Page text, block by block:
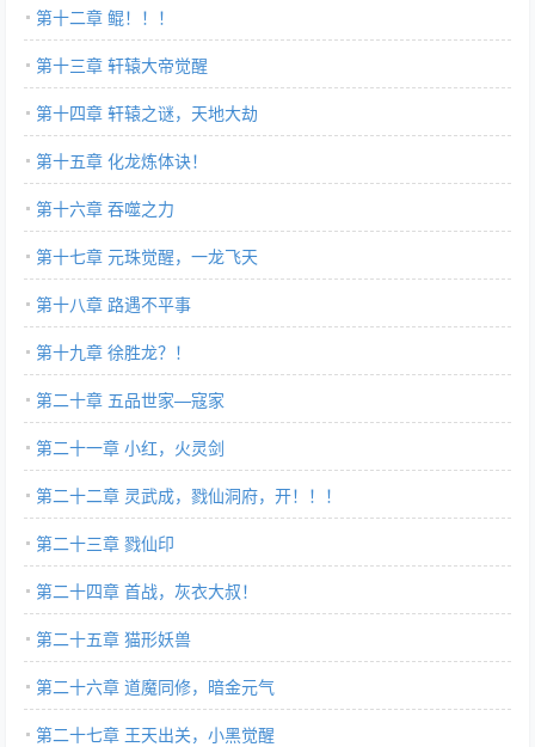
第十二章 鲲！！！
第十三章 轩辕大帝觉醒
第十四章 轩辕之谜，天地大劫
第十五章 化龙炼体诀！
第十六章 吞噬之力
第十七章 元珠觉醒，一龙飞天
第十八章 路遇不平事
第十九章 徐胜龙？！
第二十章 五品世家—寇家
第二十一章 小红，火灵剑
第二十二章 灵武成，戮仙洞府，开！！！
第二十三章 戮仙印
第二十四章 首战，灰衣大叔！
第二十五章 猫形妖兽
第二十六章 道魔同修，暗金元气
第二十七章 王天出关，小黑觉醒